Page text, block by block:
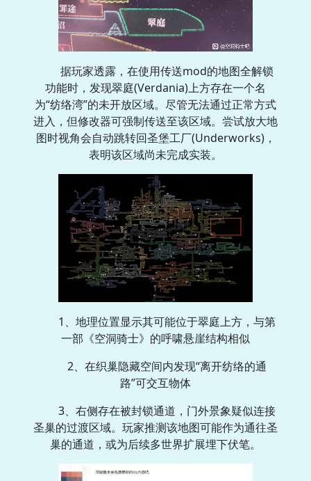
据玩家透露，在使用传送mod的地图全解锁
功能时，发现翠庭(Verdania)上方存在一个名
为“纺络湾”的未开放区域。尽管无法通过正常方式
进入，但修改器可强制传送至该区域。尝试放大地
图时视角会自动跳转回圣堡工厂(Underworks)，
表明该区域尚未完成实装。
1、地理位置显示其可能位于翠庭上方，与第
一部《空洞骑士》的呼啸悬崖结构相似
2、在织巢隐藏空间内发现“离开纺络的通
路”可交互物体
3、右侧存在被封锁通道，门外景象疑似连接
圣巢的过渡区域。玩家推测该地图可能作为通往圣
巢的通道，或为后续多世界扩展埋下伏笔。